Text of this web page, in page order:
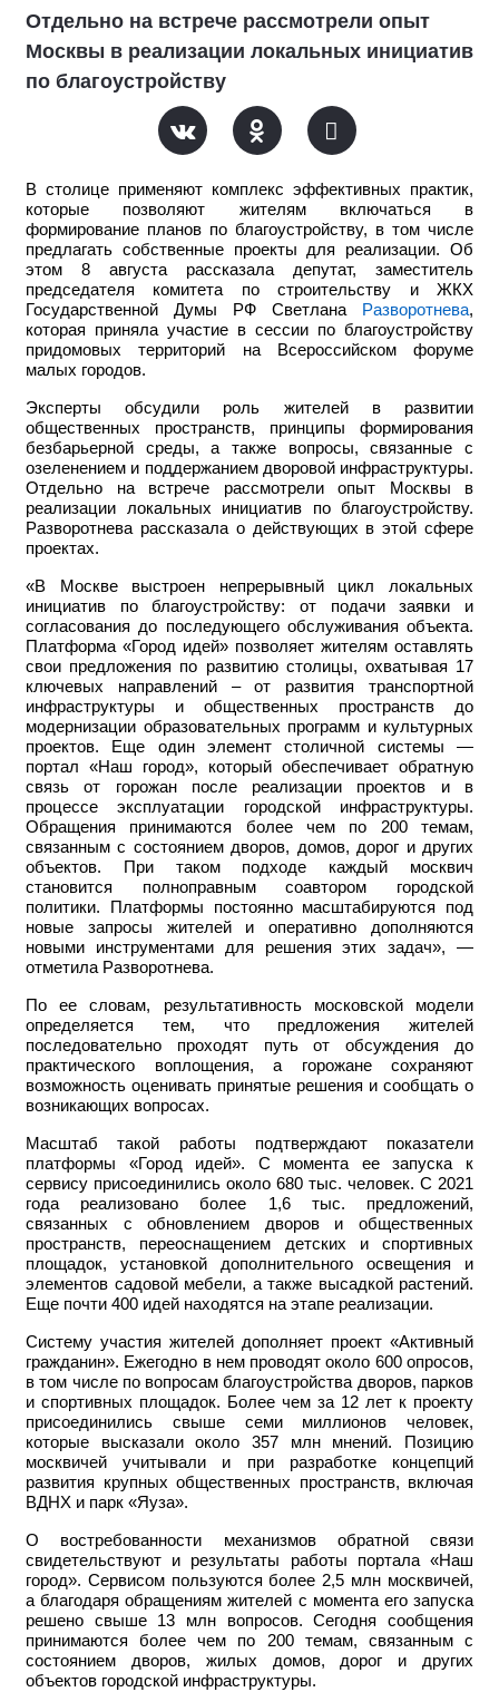
Отдельно на встрече рассмотрели опыт
Москвы в реализации локальных инициатив
по благоустройству
В столице применяют комплекс эффективных практик,
которые позволяют жителям включаться в
формирование планов по благоустройству, в том числе
предлагать собственные проекты для реализации. Об
этом 8 августа рассказала депутат, заместитель
председателя комитета по строительству и ЖКХ
Государственной Думы РФ Светлана
Разворотнева,
которая приняла участие в сессии по благоустройству
придомовых территорий на Всероссийском форуме
малых городов.
Эксперты обсудили роль жителей в развитии
общественных пространств, принципы формирования
безбарьерной среды, а также вопросы, связанные с
озеленением и поддержанием дворовой инфраструктуры.
Отдельно на встрече рассмотрели опыт Москвы в
реализации локальных инициатив по благоустройству.
Разворотнева рассказала о действующих в этой сфере
проектах.
«В Москве выстроен непрерывный цикл локальных
инициатив по благоустройству: от подачи заявки и
согласования до последующего обслуживания объекта.
Платформа «Город идей» позволяет жителям оставлять
свои предложения по развитию столицы, охватывая 17
ключевых направлений – от развития транспортной
инфраструктуры и общественных пространств до
модернизации образовательных программ и культурных
проектов. Еще один элемент столичной системы —
портал «Наш город», который обеспечивает обратную
связь от горожан после реализации проектов и в
процессе эксплуатации городской инфраструктуры.
Обращения принимаются более чем по 200 темам,
связанным с состоянием дворов, домов, дорог и других
объектов. При таком подходе каждый москвич
становится полноправным соавтором городской
политики. Платформы постоянно масштабируются под
новые запросы жителей и оперативно дополняются
новыми инструментами для решения этих задач», —
отметила Разворотнева.
По ее словам, результативность московской модели
определяется тем, что предложения жителей
последовательно проходят путь от обсуждения до
практического воплощения, а горожане сохраняют
возможность оценивать принятые решения и сообщать о
возникающих вопросах.
Масштаб такой работы подтверждают показатели
платформы «Город идей». С момента ее запуска к
сервису присоединились около 680 тыс. человек. С 2021
года реализовано более 1,6 тыс. предложений,
связанных с обновлением дворов и общественных
пространств, переоснащением детских и спортивных
площадок, установкой дополнительного освещения и
элементов садовой мебели, а также высадкой растений.
Еще почти 400 идей находятся на этапе реализации.
Систему участия жителей дополняет проект «Активный
гражданин». Ежегодно в нем проводят около 600 опросов,
в том числе по вопросам благоустройства дворов, парков
и спортивных площадок. Более чем за 12 лет к проекту
присоединились свыше семи миллионов человек,
которые высказали около 357 млн мнений. Позицию
москвичей учитывали и при разработке концепций
развития крупных общественных пространств, включая
ВДНХ и парк «Яуза».
О востребованности механизмов обратной связи
свидетельствуют и результаты работы портала «Наш
город». Сервисом пользуются более 2,5 млн москвичей,
а благодаря обращениям жителей с момента его запуска
решено свыше 13 млн вопросов. Сегодня сообщения
принимаются более чем по 200 темам, связанным с
состоянием дворов, жилых домов, дорог и других
объектов городской инфраструктуры.